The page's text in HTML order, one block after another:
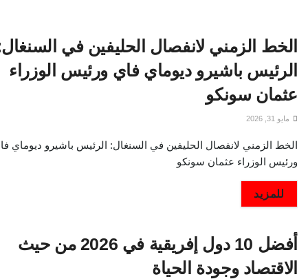
الخط الزمني لانفصال الحليفين في
الرئيس باشيرو ديوماي فاي ورئيس الوزراء
عثمان سونكو
مايو 31, 2026
الخط الزمني لانفصال الحليفين في السنغال: الرئيس باشيرو ديوماي
ورئيس الوزراء عثمان سونكو
للمزيد
أفضل 10 دول إفريقية في 2026 من حيث
الاقتصاد وجودة الحياة